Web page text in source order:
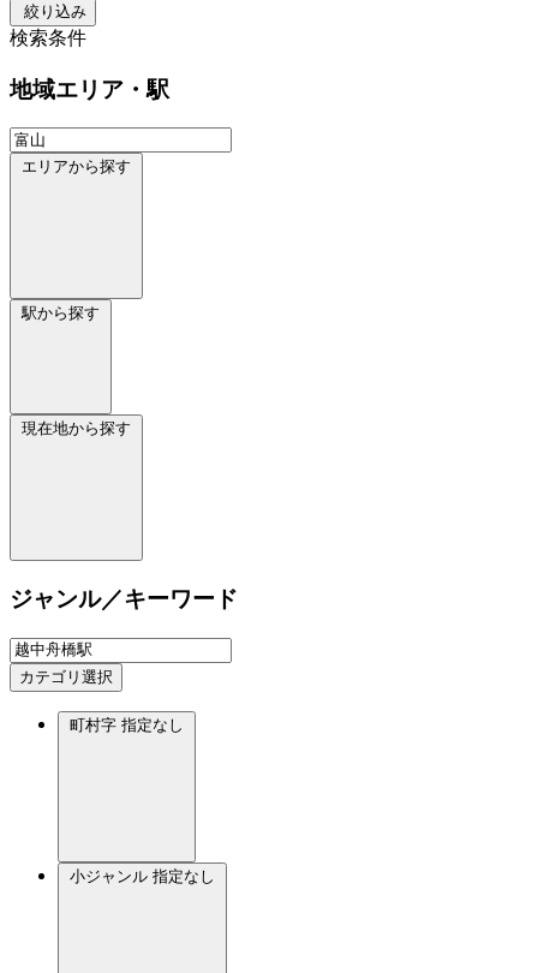
絞り込み
検索条件
地域エリア・駅
エリアから探す
駅から探す
現在地から探す
ジャンル／キーワード
カテゴリ選択
町村字 指定なし
小ジャンル 指定なし